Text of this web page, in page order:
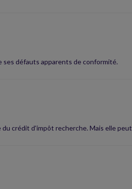
ses défauts apparents de conformité.
crédit d'impôt recherche. Mais elle peut